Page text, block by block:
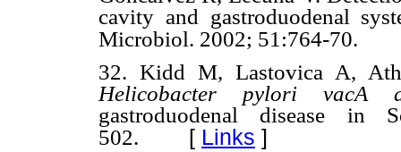
cavity and gastroduodenal
Microbiol. 2002; 51:764-70.
32. Kidd M, Lastovica A,
Helicobacter pylori
vacA
gastroduodenal disease
502. [ Links ]